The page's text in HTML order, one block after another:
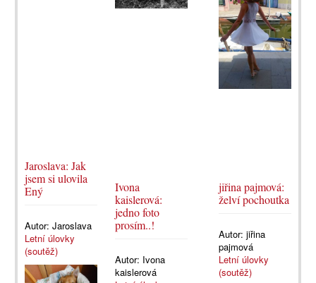
Jaroslava: Jak
jsem si ulovila
Ený
Autor: Jaroslava
Letní úlovky
(soutěž)
Ivona
kaislerová:
jedno foto
prosím..!
Autor: Ivona
kaislerová
jiřina pajmová:
želví pochoutka
Autor:jiřina
pajmová
Letní úlovky
(soutěž)